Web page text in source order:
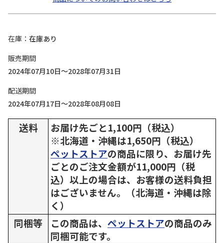
在庫
在庫あり
販売期間
2024年07月10日～2028年07月31日
配送期間
2024年07月17日～2028年08月08日
送料
お届け先ごと1,100円（税込）
※北海道・沖縄は1,650円（税込）
ペットストアの商品に限り、お届け先
ごとのご注文金額が11,000円（税
込）以上の場合は、お客様の送料負担
はございません。（北海道・沖縄は除
く）
同梱等
この商品は、 ペットストアの商品のみ
同梱可能です。